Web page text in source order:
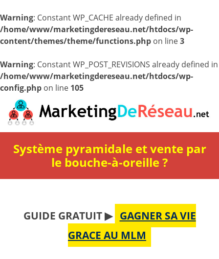
Warning: Constant WP_CACHE already defined in
/home/www/marketingdereseau.net/htdocs/wp-
content/themes/theme/functions.php on line3
Warning: Constant WP_POST_REVISIONS already defined in
/home/www/marketingdereseau.net/htdocs/wp-
config.php on line 105
Système pyramidale et vente par
le bouche-à-oreille ?
GUIDE GRATUIT ▶ GAGNER SA VIE
GRACE AU MLM